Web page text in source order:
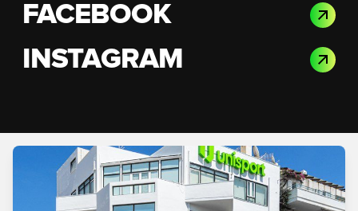
FACEBOOK
INSTAGRAM